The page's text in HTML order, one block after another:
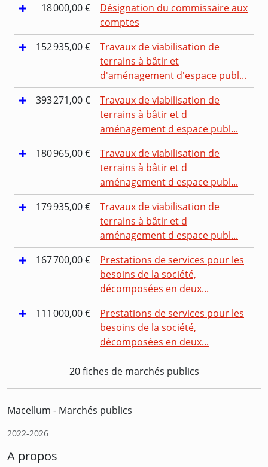
18 000,00 €
Désignation du commissaire aux
comptes
152 935,00 €
Travaux de viabilisation de
terrains à bâtir et
d'aménagement d'espace publ...
393 271,00 €
Travaux de viabilisation de
terrains à bâtir et d
aménagement d espace publ...
180 965,00 €
Travaux de viabilisation de
terrains à bâtir et d
aménagement d espace publ...
179 935,00 €
Travaux de viabilisation de
terrains à bâtir et d
aménagement d espace publ...
167 700,00 €
Prestations de services pour les
besoins de la société,
décomposées en deux...
111 000,00 €
Prestations de services pour les
besoins de la société,
décomposées en deux...
20 fiches de marchés publics
Macellum - Marchés publics
2022-2026
A propos